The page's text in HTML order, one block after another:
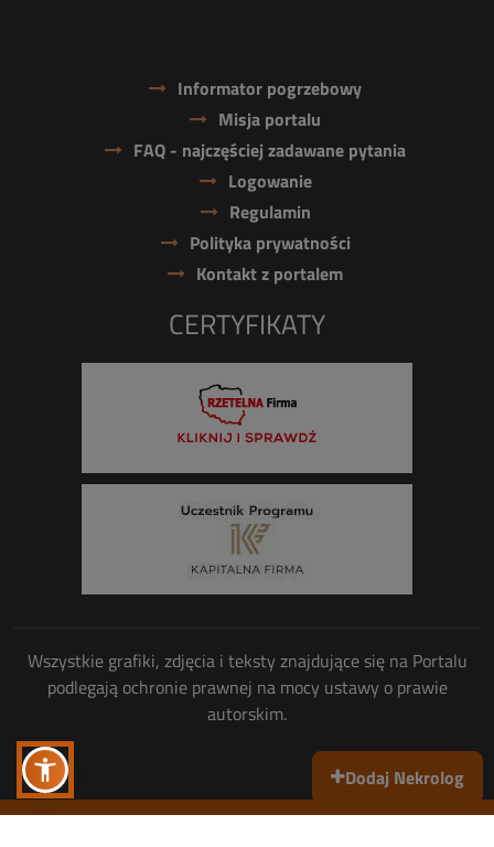
Dodaj Nekrolog
Informator pogrzebowy
Misja portalu
FAQ - najczęściej zadawane pytania
Logowanie
Regulamin
Polityka prywatności
Kontakt z portalem
CERTYFIKATY
Wszystkie grafiki, zdjęcia i teksty znajdujące się na Portalu
podlegają ochronie prawnej na mocy ustawy o prawie
autorskim.